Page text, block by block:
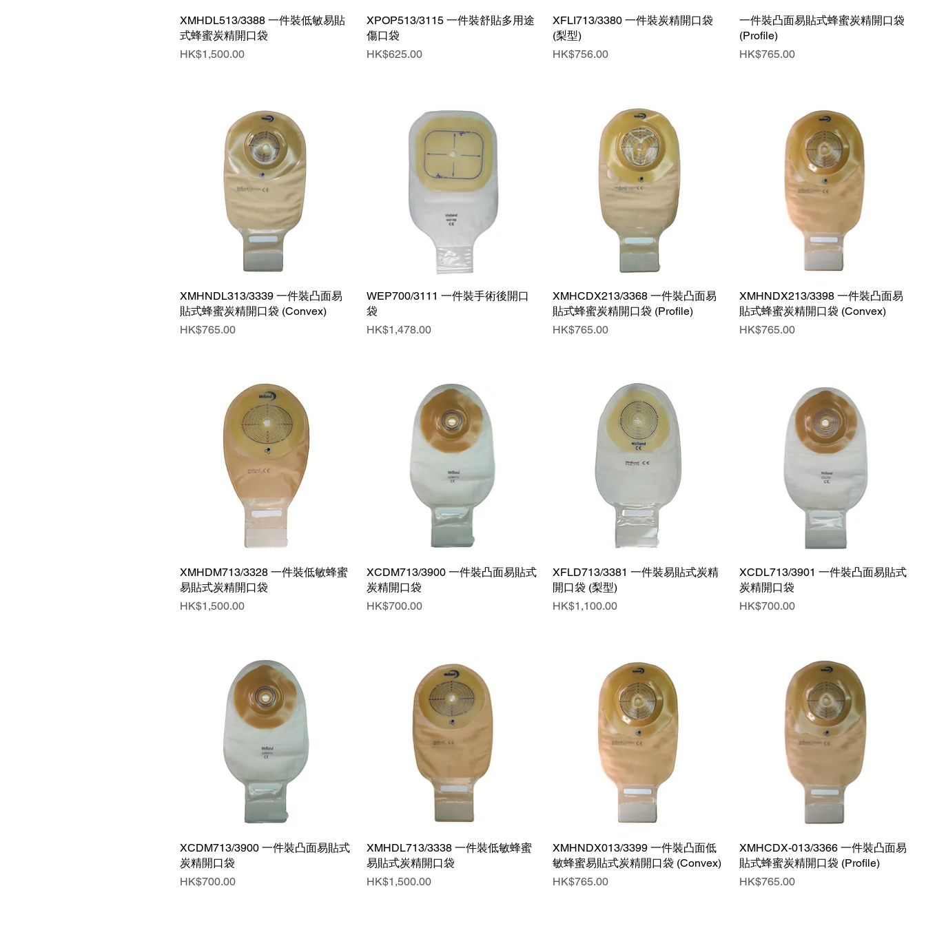
快速瀏覽
XMHDL513/3388 一件裝低敏易貼
式蜂蜜炭精開口袋
價格
HK$1,500.00
快速瀏覽
XPOP513/3115 一件裝舒貼多用途
傷口袋
價格
HK$625.00
快速瀏覽
XFLI713/3380 一件裝炭精開口袋
(梨型)
價格
HK$756.00
快速瀏覽
一件裝凸面易貼式蜂蜜炭精開口袋
(Profile)
價格
HK$765.00
快速瀏覽
XMHNDL313/3339 一件裝凸面易
貼式蜂蜜炭精開口袋 (Convex)
價格
HK$765.00
快速瀏覽
WEP700/3111 一件裝手術後開口
袋
價格
HK$1,478.00
快速瀏覽
XMHCDX213/3368 一件裝凸面易
貼式蜂蜜炭精開口袋 (Profile)
價格
HK$765.00
快速瀏覽
XMHNDX213/3398 一件裝凸面易
貼式蜂蜜炭精開口袋 (Convex)
價格
HK$765.00
快速瀏覽
XMHDM713/3328 一件裝低敏蜂蜜
易貼式炭精開口袋
價格
HK$1,500.00
快速瀏覽
XCDM713/3900 一件裝凸面易貼式
炭精開口袋
價格
HK$700.00
快速瀏覽
XFLD713/3381 一件裝易貼式炭精
開口袋 (梨型)
價格
HK$1,100.00
快速瀏覽
XCDL713/3901 一件裝凸面易貼式
炭精開口袋
價格
HK$700.00
快速瀏覽
XCDM713/3900 一件裝凸面易貼式
炭精開口袋
價格
HK$700.00
快速瀏覽
XMHDL713/3338 一件裝低敏蜂蜜
易貼式炭精開口袋
價格
HK$1,500.00
快速瀏覽
XMHNDX013/3399 一件裝凸面低
敏蜂蜜易貼式炭精開口袋 (Convex)
價格
HK$765.00
快速瀏覽
XMHCDX-013/3366 一件裝凸面易
貼式蜂蜜炭精開口袋 (Profile)
價格
HK$765.00